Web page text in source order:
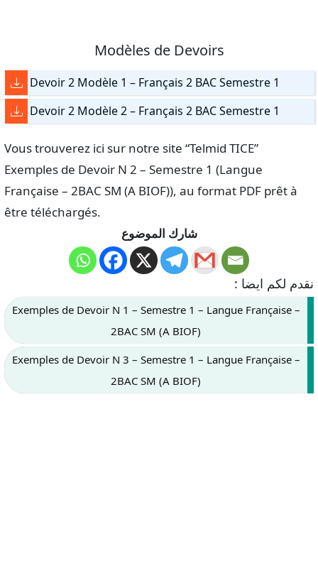
Modèles de Devoirs
Devoir 2 Modèle 1 – Français 2 BAC Semestre 1
Devoir 2 Modèle 2 – Français 2 BAC Semestre 1
Vous trouverez ici sur notre site “Telmid TICE”
Exemples de Devoir N 2 – Semestre 1 (Langue
Française – 2BAC SM (A BIOF)), au format PDF prêt à
être téléchargés.
شارك الموضوع
نقدم لكم ايضا :
Exemples de Devoir N 1 – Semestre 1 – Langue Française –
2BAC SM (A BIOF)
Exemples de Devoir N 3 – Semestre 1 – Langue Française –
2BAC SM (A BIOF)